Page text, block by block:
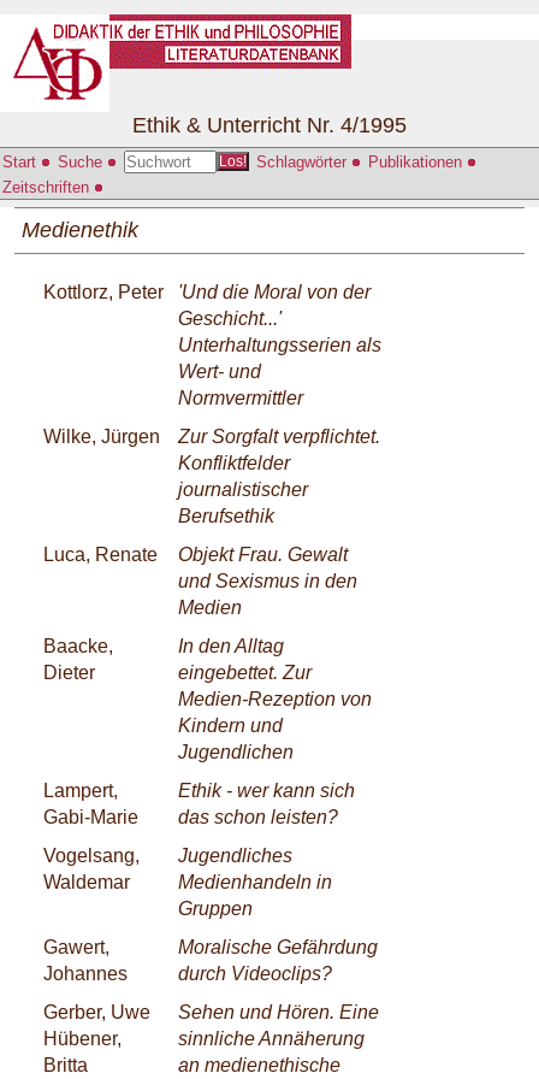
Start Suche Los! Schlagwörter
Publikationen
Zeitschriften
Ethik & Unterricht Nr. 4/1995
Medienethik
Kottlorz, Peter
'Und die Moral von der
Geschicht...'
Unterhaltungsserien als
Wert- und
Normvermittler
Wilke, Jürgen
Zur Sorgfalt verpflichtet.
Konfliktfelder
journalistischer
Berufsethik
Luca, Renate
Objekt Frau. Gewalt
und Sexismus in den
Medien
Baacke,
Dieter
In den Alltag
eingebettet. Zur
Medien-Rezeption von
Kindern und
Jugendlichen
Lampert,
Gabi-Marie
Ethik - wer kann sich
das schon leisten?
Vogelsang,
Waldemar
Jugendliches
Medienhandeln in
Gruppen
Gawert,
Johannes
Moralische Gefährdung
durch Videoclips?
Gerber, Uwe
Hübener,
Britta
Sehen und Hören. Eine
sinnliche Annäherung
an medienethische